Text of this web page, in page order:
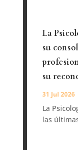
La
su
su
31 Jul 2026
La
las